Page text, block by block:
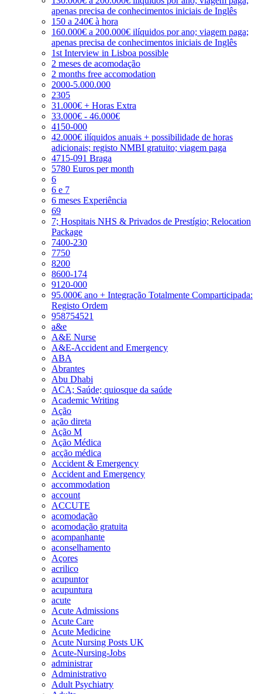
apenas precisa de conhecimentos iniciais de Inglês
150 a 240€ à hora
160.000€ a 200.000€ ilíquidos por ano; viagem paga;
apenas precisa de conhecimentos iniciais de Inglês
1st Interview in Lisboa possible
2 meses de acomodação
2 months free accomodation
2000-5.000.000
2305
31.000€ + Horas Extra
33.000€ - 46.000€
4150-000
42.000€ ilíquidos anuais + possibilidade de horas
adicionais; registo NMBI gratuito; viagem paga
4715-091 Braga
5780 Euros per month
6
6 e 7
6 meses Experiência
69
7; Hospitais NHS & Privados de Prestígio; Relocation
Package
7400-230
7750
8200
8600-174
9120-000
95.000€ ano + Integração Totalmente Comparticipada:
Registo Ordem
958754521
a&e
A&E Nurse
A&E-Accident and Emergency
ABA
Abrantes
Abu Dhabi
ACA; Saúde; quiosque da saúde
Academic Writing
Ação
ação direta
Ação M
Ação Médica
acção médica
Accident & Emergency
Accident and Emergency
accommodation
account
ACCUTE
acomodação
acomodação gratuita
acompanhante
aconselhamento
Açores
acrilico
acupuntor
acupuntura
acute
Acute Admissions
Acute Care
Acute Medicine
Acute Nursing Posts UK
Acute-Nursing-Jobs
administrar
Administrativo
Adult Psychiatry